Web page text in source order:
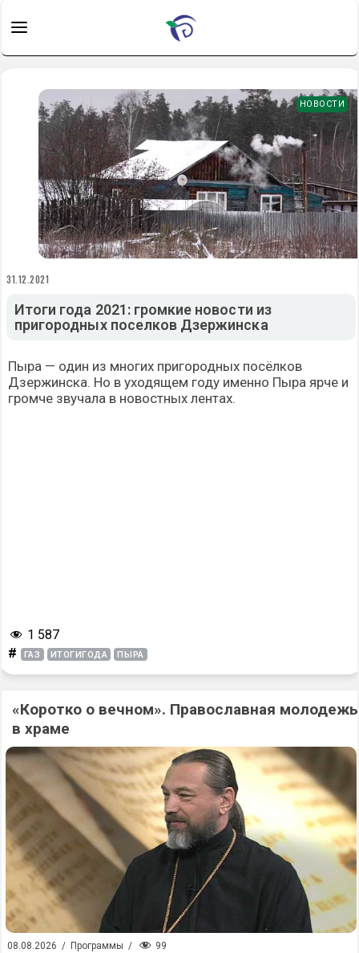
НОВОСТИ
31.12.2021
Итоги года 2021: громкие новости из
пригородных поселков Дзержинска
Пыра — один из многих пригородных посёлков
Дзержинска. Но в уходящем году именно Пыра ярче и
громче звучала в новостных лентах.
1 587
# ГАЗ ИТОГИГОДА ПЫРА
«Коротко о вечном». Православная молодежь
в храме
08.08.2026 / Программы / 99